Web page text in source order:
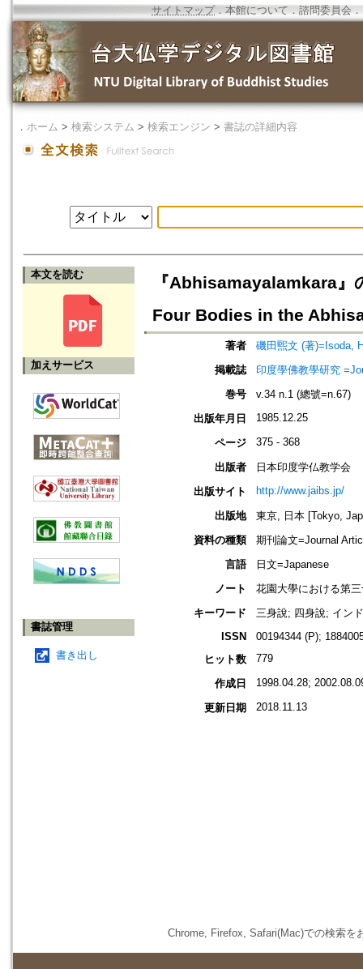
サイトマップ．本館について ． 諮問委員会 ．
． ホーム > 検索システム > 検索エンジン > 書誌の詳細内容
本文を読む
加えサービス
書誌管理
書き出し
『Abhisamayalamkara
Four Bodies in the
著者
磯田煕文 (著)=Isoda,
掲載誌
印度學佛教學研究
巻号
v.34 n.1 (總號=n.67)
出版年月日
1985.12.25
ページ 375 - 368
出版者
日本印度学仏教学会
出版サイト
http://www.jaibs.jp/
出版地
東京, 日本 [Tokyo,
資料の種類
期刊論文=Journal
言語
日文=Japanese
ノート
花園大學における第
キーワード
三身說; 四身說; イン
ISSN
00194344 (P);
ヒット数
779
作成日 1998.04.28;
更新日期 2018.11.13
Chrome, Firefox, Safari(Mac)での検索を